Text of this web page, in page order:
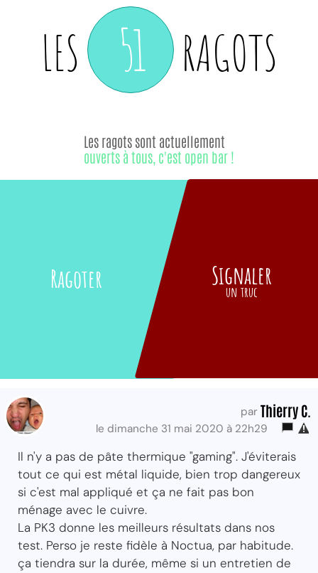
LES 51 RAGOTS
Ragoter
Les ragots sont actuellement
ouverts à tous, c'est open bar !
Signaler
un truc
par Thierry C.
le dimanche 31 mai 2020 à 22h29
Il n'y a pas de pâte thermique "gaming". J'éviterais
tout ce qui est métal liquide, bien trop dangereux
si c'est mal appliqué et ça ne fait pas bon
ménage avec le cuivre.
La PK3 donne les meilleurs résultats dans nos
test. Perso je reste fidèle à Noctua, par habitude.
ça tiendra sur la durée, même si un entretien de